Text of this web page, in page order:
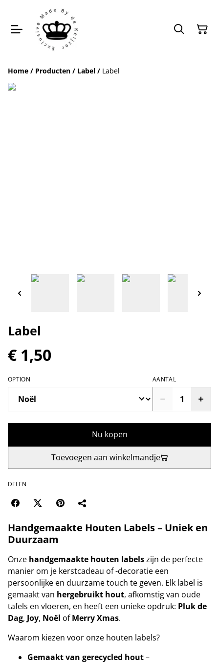
Home / Producten / Label / Label
Label
€ 1,50
OPTION AANTAL
Nu kopen
Toevoegen aan winkelmandje
DELEN
Handgemaakte Houten Labels – Uniek en
Duurzaam
Onze handgemaakte houten labelszijn de perfecte
manier om je kerstcadeau of -decoratie een
persoonlijke en duurzame touch te geven. Elk label is
gemaakt van hergebruikt hout, afkomstig van oude
tafels en vloeren, en heeft een unieke opdruk: Pluk de
Dag, Joy, Noël ofMerry Xmas.
Waarom kiezen voor onze houten labels?
Gemaakt van gerecycled hout–